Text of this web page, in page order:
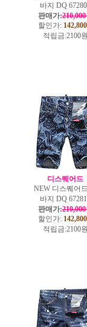
바지 DQ
판매가:
할인가: 142,800
적립금:2100
디스퀘어드
NEW 디스퀘어
바지 DQ
판매가:
할인가: 142,800
적립금:2100